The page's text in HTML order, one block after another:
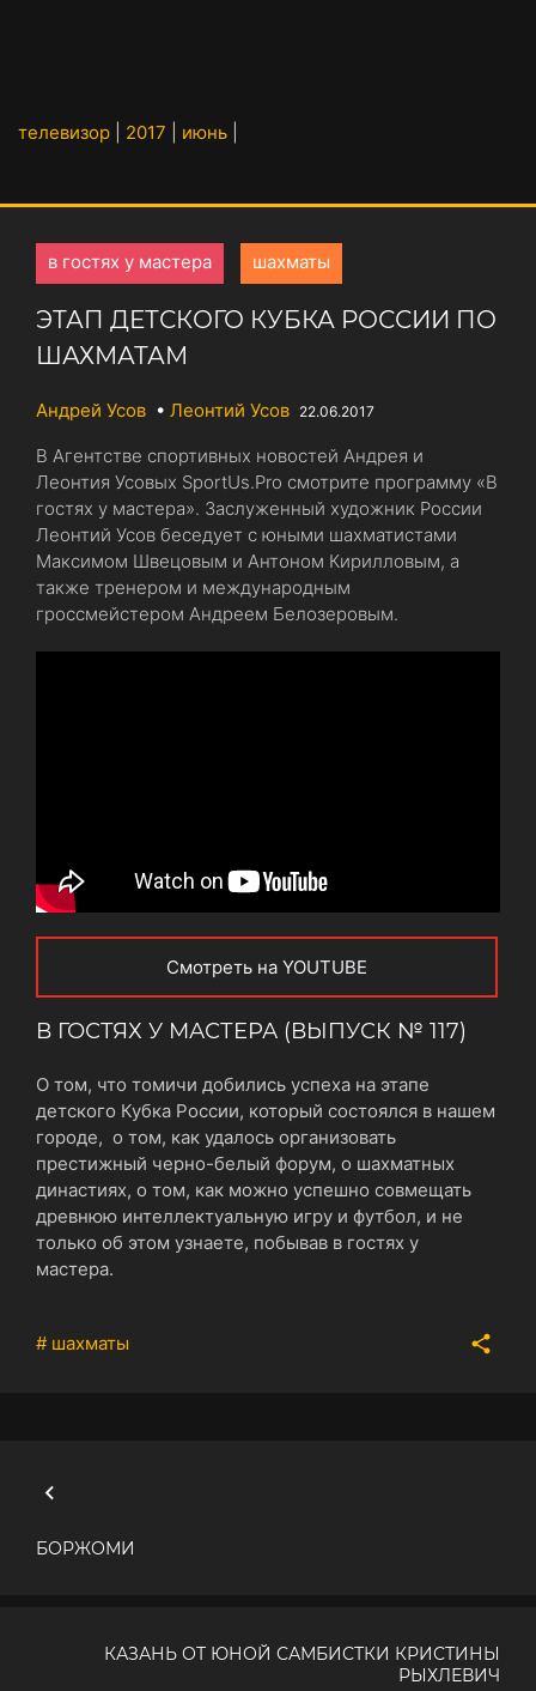
телевизор 2017 июнь
в гостях у мастера шахматы
ЭТАП ДЕТСКОГО КУБКА РОССИИ ПО
ШАХМАТАМ
Андрей Усов • Леонтий Усов 22.06.2017
В Агентстве спортивных новостей Андрея и
Леонтия Усовых SportUs.Pro смотрите программу «В
гостях у мастера». Заслуженный художник России
Леонтий Усов беседует с юными шахматистами
Максимом Швецовым и Антоном Кирилловым, а
также тренером и международным
гроссмейстером Андреем Белозеровым.
Смотреть на YOUTUBE
В ГОСТЯХ У МАСТЕРА (ВЫПУСК № 117)
О том, что томичи добились успеха на этапе
детского Кубка России, который состоялся в нашем
городе, о том, как удалось организовать
престижный черно-белый форум, о шахматных
династиях, о том, как можно успешно совмещать
древнюю интеллектуальную игру и футбол, и не
только об этом узнаете, побывав в гостях у
мастера.
# шахматы
БОРЖОМИ
КАЗАНЬ ОТ ЮНОЙ САМБИСТКИ КРИСТИНЫ
РЫХЛЕВИЧ